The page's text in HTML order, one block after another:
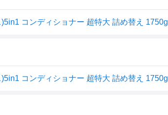
コンディショナー 超特大 詰め替え 1750g
コンディショナー 超特大 詰め替え 1750g